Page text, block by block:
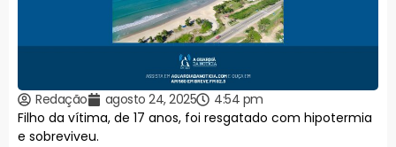
Redação agosto 24, 2025
4:54 pm
Filho da vítima, de 17 anos, foi resgatado com hipotermia
e sobreviveu.